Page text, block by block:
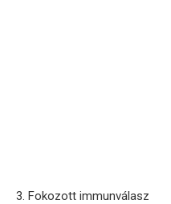
3. Fokozott immunválasz